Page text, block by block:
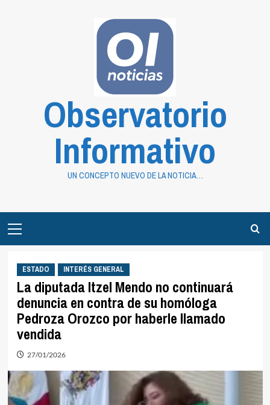
Observatorio
Informativo
UN CONCEPTO NUEVO DE LA NOTICIA…
Menu
ESTADO INTERÉS GENERAL
La diputada Itzel Mendo no continuará
denuncia en contra de su homóloga
Pedroza Orozco por haberle llamado
vendida
27/01/2026